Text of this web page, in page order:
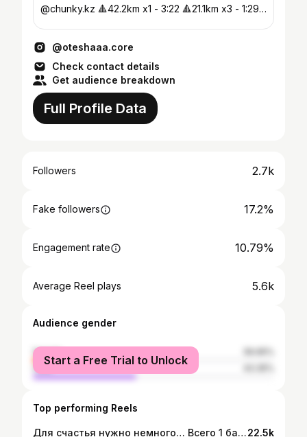
@chunky.kz 🔺42.2km x1 - 3:22 🔺21.1km x3 - 1:29
@oteshaaa.core
Check contact details
Get audience breakdown
Full Profile Data
Followers 2.7k
Fake followers 17.2%
Engagement rate 10.79%
Average Reel plays 5.6k
Audience gender
female
male
Start a Free Trial to Unlock
Top performing Reels
Для счастья нужно немного… Всего 1 банан🍌 А что делает вас счастливыми? Пиши в комментарии👇🏽 • • • #sport #running #marathon #love #health #energy #rec #reels #reelsinstagram #support #almaty #almatytoday #kazakhstan22.5k